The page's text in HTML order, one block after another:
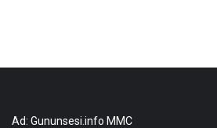
Ad: Gununsesi.info MMC